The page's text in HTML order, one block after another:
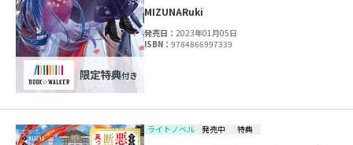
MIZUNARuki
発売日：2023年01月05日
ISBN：9784866997339
ライトノベル 発売中 特典